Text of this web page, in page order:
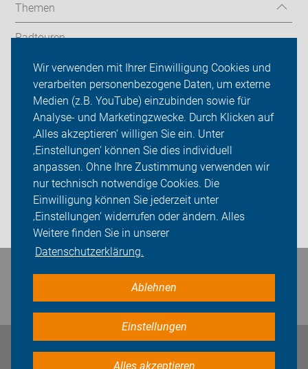
Wir verwenden mit Ihrer Einwilligung Cookies und
verarbeiten personenbezogene Daten, um externe
Medien (z.B. YouTube) einzubinden sowie für
Analyse- und Marketingzwecke. Durch Klicken auf
‚Alles akzeptieren‘ willigen Sie ein. Unter
‚Einstellungen‘ können Sie dies individuell
anpassen. Ohne Ihre Zustimmung verwenden wir
nur technisch notwendige Cookies. Die
Einwilligung können Sie jederzeit unter
‚Einstellungen‘ widerrufen oder ändern. Alles
Weitere finden Sie in unserer
Datenschutzerklärung.
Ablehnen
Einstellungen
Alles akzeptieren
Themen
Radtouren
über uns
Links
ADFC Bottrop
Sei dabei
Presse
Login
Bleiben Sie in Kontakt
Impressum Datenschutz Cookie-Einstellungen